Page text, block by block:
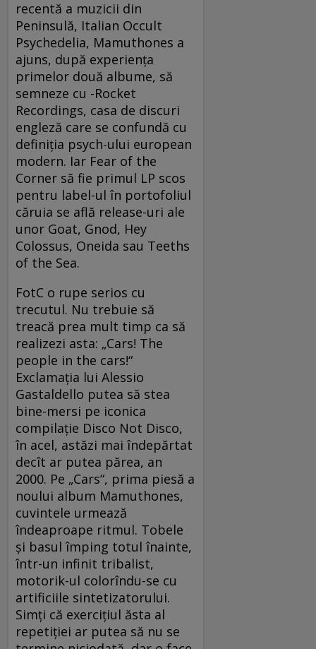
recentă a muzicii din
Peninsulă, Italian Occult
Psychedelia, Mamuthones a
ajuns, după experiența
primelor două albume, să
semneze cu -Rocket
Recordings, casa de discuri
engleză care se confundă cu
definiția psych-ului european
modern. Iar Fear of the
Corner să fie primul LP scos
pentru label-ul în portofoliul
căruia se află release-uri ale
unor Goat, Gnod, Hey
Colossus, Oneida sau Teeths
of the Sea.
FotC o rupe serios cu
trecutul. Nu trebuie să
treacă prea mult timp ca să
realizezi asta: „Cars! The
people in the cars!“
Exclamația lui Alessio
Gastaldello putea să stea
bine-mersi pe iconica
compilație Disco Not Disco,
în acel, astăzi mai îndepărtat
decît ar putea părea, an
2000. Pe „Cars“, prima piesă a
noului album Mamuthones,
cuvintele urmează
îndeaproape ritmul. Tobele
și basul împing totul înainte,
într-un infinit tribalist,
motorik-ul colorîndu-se cu
artificiile sintetizatorului.
Simți că exercițiul ăsta al
repetiției ar putea să nu se